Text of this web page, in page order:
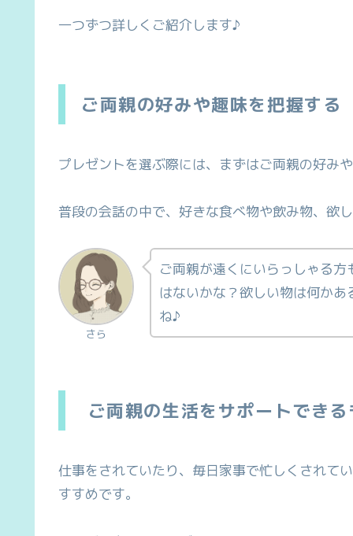
一つずつ詳しくご紹介します♪
ご両親の好みや趣味を把握する
プレゼントを選ぶ際には、まずはご両親の好み
普段の会話の中で、好きな食べ物や飲み物、欲
さら
ご両親が遠くにいらっしゃる
はないかな？欲しい物は何か
ね♪
ご両親の生活をサポートでき
仕事をされていたり、毎日家事で忙しくされて
すすめです。